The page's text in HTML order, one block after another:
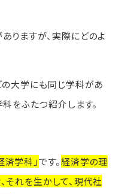
りますが、実際にどのよ
の大学にも同じ学科があ
をふたつ紹介します。
済学科」です。経済学の理
れを生かして、現代社